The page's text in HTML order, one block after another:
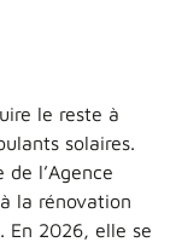
le reste à
solaires.
de l’Agence
la rénovation
En 2026, elle se